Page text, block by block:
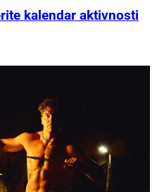
kalendar aktivnosti